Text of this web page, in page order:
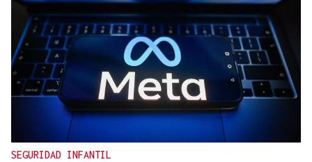
FIESTAS DE SAGUNT
Denuncian el logo sexista de una peña taurina de
Valencia con un toro "sometiendo sexualmente a
una mujer"
SEGURIDAD INFANTIL